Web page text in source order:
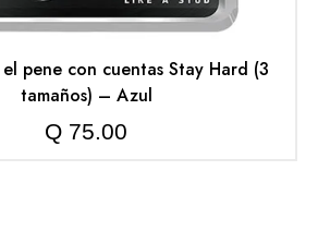
pene con cuentas Stay Hard (3
tamaños) – Azul
Q 75.00